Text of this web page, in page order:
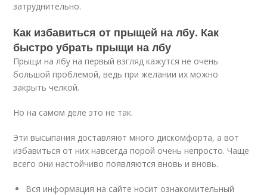
затруднительно.
Как избавиться от прыщей на лбу. Как
быстро убрать прыщи на лбу
Прыщи на лбу на первый взгляд кажутся не очень
большой проблемой, ведь при желании их можно
закрыть челкой.
Но на самом деле это не так.
Эти высыпания доставляют много дискомфорта, а вот
избавиться от них навсегда порой очень непросто. Чаще
всего они настойчиво появляются вновь и вновь.
Вся информация на сайте носит ознакомительный